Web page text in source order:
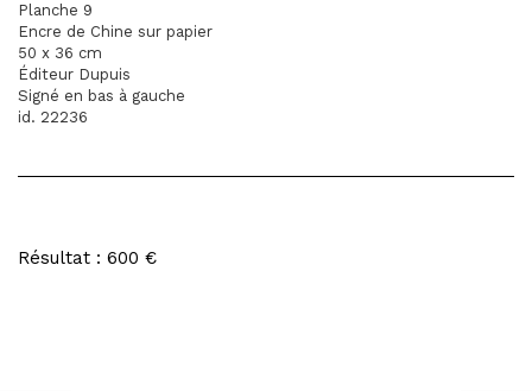
Planche 9
Encre de Chine sur papier
50 x 36 cm
Éditeur Dupuis
Signé en bas à gauche
id. 22236
Résultat : 600 €